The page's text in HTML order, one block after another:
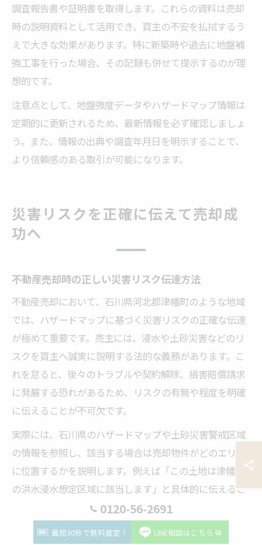
調査報告書や証明書を取得します。これらの資料は売却
時の説明資料として活用でき、買主の不安を払拭するう
えで大きな効果があります。特に新築時や過去に地盤補
強工事を行った場合、その記録も併せて提示するのが理
想的です。
注意点として、地盤強度データやハザードマップ情報は
定期的に更新されるため、最新情報を必ず確認しましょ
う。また、情報の出典や調査年月日を明示することで、
より信頼感のある取引が可能になります。
災害リスクを正確に伝えて売却成
功へ
不動産売却時の正しい災害リスク伝達方法
不動産売却において、石川県河北郡津幡町のような地域
では、ハザードマップに基づく災害リスクの正確な伝達
が極めて重要です。売主には、浸水や土砂災害などのリ
スクを買主へ誠実に説明する法的な義務があります。こ
れを怠ると、後々のトラブルや契約解除、損害賠償請求
に発展する恐れがあるため、リスクの有無や程度を明確
に伝えることが不可欠です。
実際には、石川県のハザードマップや土砂災害警戒区域
の情報を参照し、該当する場合は売却物件がどのエリア
に位置するかを説明します。例えば「この土地は津幡町
の洪水浸水想定区域に該当します」と具体的に伝えるこ
とで、買主の納得と安心につながります。また、疑問に
感じやすいポイントとして『土砂災害警戒区域の家を売
0120-56-2691
最短30秒で無料査定！ LINE相談はこちら